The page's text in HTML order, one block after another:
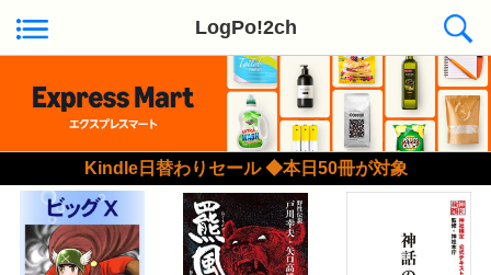
LogPo!2ch
Kindle日替わりセール ◆本日50冊が対象